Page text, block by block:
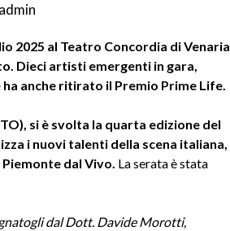
admin
2025 al Teatro Concordia di Venaria
Dieci artisti emergenti in gara,
anche ritirato il Premio Prime Life.
si è svolta la quarta edizione del
i nuovi talenti della scena italiana,
dal Vivo. La serata è stata
dal Dott. Davide Morotti,